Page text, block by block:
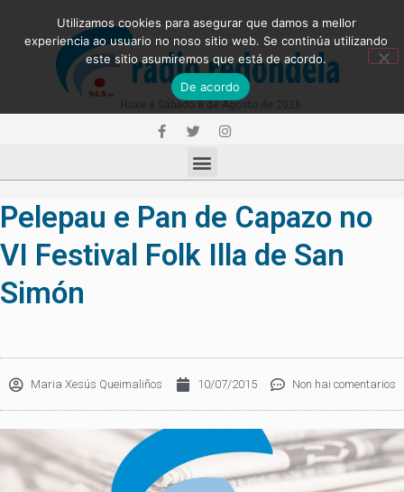
Pelepau e Pan de Capazo no
VI Festival Folk Illa de San
Simón
Maria Xesús Queimaliños 10/07/2015 Non hai comentarios
Utilizamos cookies para asegurar que damos a mellor
experiencia ao usuario no noso sitio web. Se continúa utilizando
este sitio asumiremos que está de acordo.
De acordo